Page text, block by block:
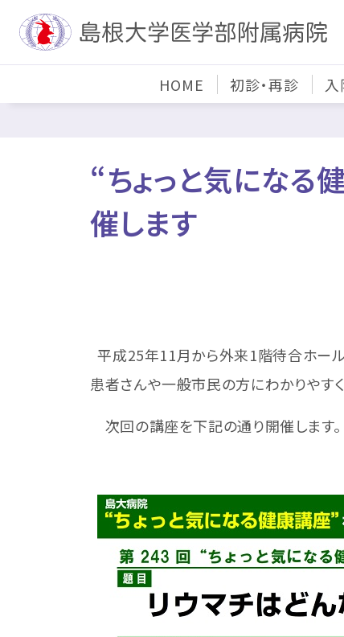
HOME 初診・再診 入
“ちょっと気になる
催します
平成25年11月から外来1階待合ホール
患者さんや一般市民の方にわかりやすく
次回の講座を下記の通り開催します